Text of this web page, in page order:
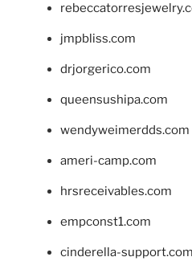
jmpbliss.com
drjorgerico.com
queensushipa.com
wendyweimerdds.com
ameri-camp.com
hrsreceivables.com
empconst1.com
cinderella-support.com